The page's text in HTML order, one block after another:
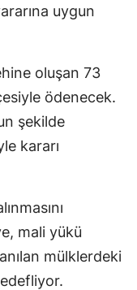
uygun
oluşan 73
ödenecek.
şekilde
kararı
mali yükü
mülklerdeki